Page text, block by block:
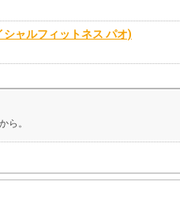
シャルフィットネス パオ)
ら。